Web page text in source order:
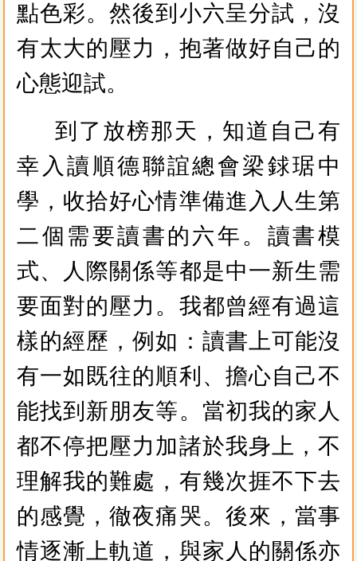
點色彩。然後到小六呈分試，沒
有太大的壓力，抱著做好自己的
心態迎試。
到了放榜那天，知道自己有
幸入讀順德聯誼總會梁銶琚中
學，收拾好心情準備進入人生第
二個需要讀書的六年。讀書模
式、人際關係等都是中一新生需
要面對的壓力。我都曾經有過這
樣的經歷，例如：讀書上可能沒
有一如既往的順利、擔心自己不
能找到新朋友等。當初我的家人
都不停把壓力加諸於我身上，不
理解我的難處，有幾次捱不下去
的感覺，徹夜痛哭。後來，當事
情逐漸上軌道，與家人的關係亦